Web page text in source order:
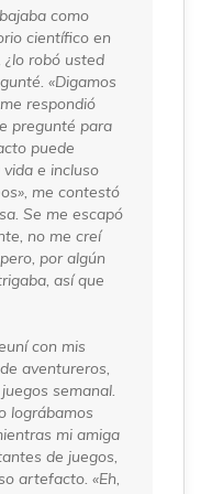
como
científico en
¿lo robó usted
«Digamos
respondió
pregunté para
puede
e incluso
me contestó
Se me escapó
no me creí
por algún
así que
con mis
aventureros,
semanal.
lográbamos
mi amiga
de juegos,
artefacto. «Eh,